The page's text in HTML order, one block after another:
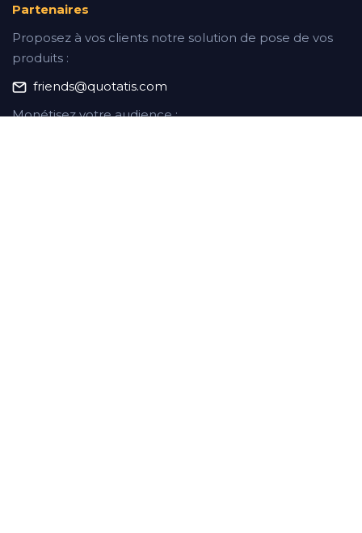
Partenaires
Proposez à vos clients notre solution de pose de vos
produits :
friends@quotatis.com
Monétisez votre audience :